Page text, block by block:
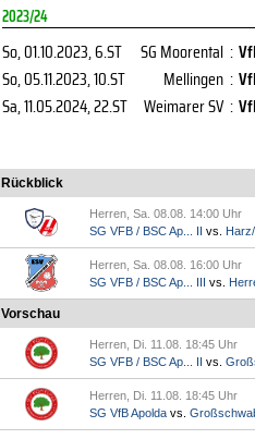
2023/24
So, 01.10.2023, 6.ST SG Moorental :
So, 05.11.2023, 10.ST Mellingen :
Sa, 11.05.2024, 22.ST Weimarer SV :
Rückblick
Herren, Sa. 08.08. 14:00 Uhr
SG VFB / BSC Ap... II vs.
Herren, Sa. 08.08. 16:00 Uhr
SG VFB / BSC Ap... III vs.
Vorschau
Herren, Di. 11.08. 18:45 Uhr
SG VFB / BSC Ap... II vs.
Herren, Di. 11.08. 18:45 Uhr
SG VfB Apolda vs.